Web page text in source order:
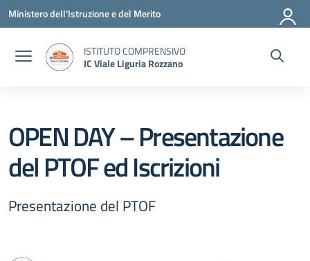
Vai ai contenuti
Vai al menu di navigazione
Vai al footer
Ministero dell'Istruzione e del Merito
ISTITUTO COMPRENSIVO
IC Viale Liguria Rozzano
OPEN DAY – Presentazione
del PTOF ed Iscrizioni
Presentazione del PTOF